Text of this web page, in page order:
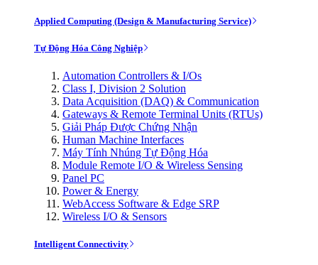
Applied Computing (Design & Manufacturing Service)
Tự Động Hóa Công Nghiệp
Automation Controllers & I/Os
Class I, Division 2 Solution
Data Acquisition (DAQ) & Communication
Gateways & Remote Terminal Units (RTUs)
Giải Pháp Được Chứng Nhận
Human Machine Interfaces
Máy Tính Nhúng Tự Động Hóa
Module Remote I/O & Wireless Sensing
Panel PC
Power & Energy
WebAccess Software & Edge SRP
Wireless I/O & Sensors
Intelligent Connectivity